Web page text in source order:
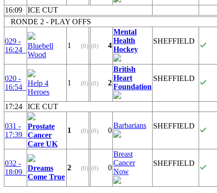
16:09
ICE CUT
RONDE 2 - PLAY OFFS
029 -
16:24
Bluebell
Wood
1 (0) (0) 4
Mental
Health
Hockey
SHEFFIELD
020 -
16:54
Help 4
Heroes
1 (0) (0) 2
British
Heart
Foundation
SHEFFIELD
17:24 ICE CUT
031 -
17:39
Prostate
Cancer
Care UK
1 (0) (0) 0
Barbarians SHEFFIELD
032 -
18:09
Dreams
Come True
2 (0) (0) 0
Breast
Cancer
Now
SHEFFIELD